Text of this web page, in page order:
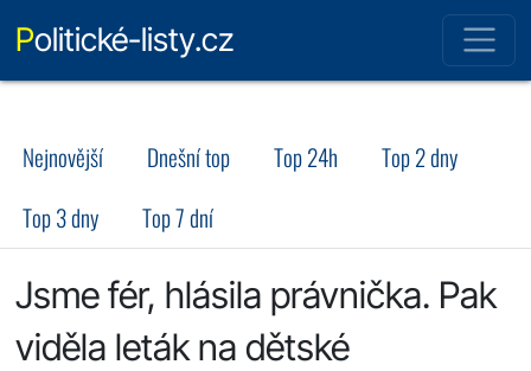
Politické-listy.cz
Nejnovější Dnešní top Top 24h
Top 2 dny
Top 3 dny
Top 7 dní
Jsme fér, hlásila právnička. Pak
viděla leták na dětské